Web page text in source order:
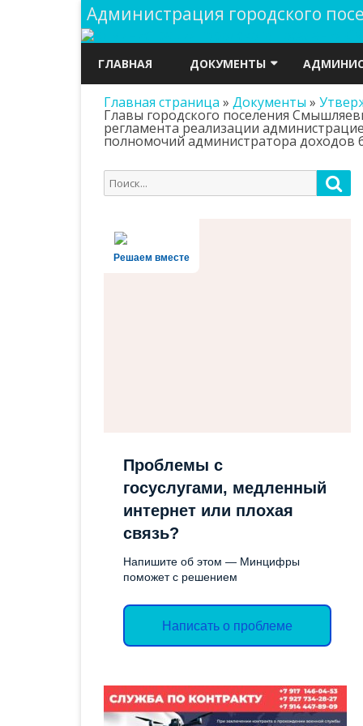
Администрация городского
ГЛАВНАЯ ДОКУМЕНТЫ
ГРАДОСТРОИТЕЛЬСТВО
ДОКУМЕНТЫ
АДМИНИСТРАЦИИ
ОХРАНА
РЕЕСТРЫ
ТОРГИ
Главная страница » Документы »
Главы городского поселения
регламента реализации
полномочий администратора
Поиск
для:
Решаем вместе
Проблемы с
госуслугами, медленный
интернет или плохая
связь?
Напишите об этом — Минцифры
поможет с решением
Написать о проблеме